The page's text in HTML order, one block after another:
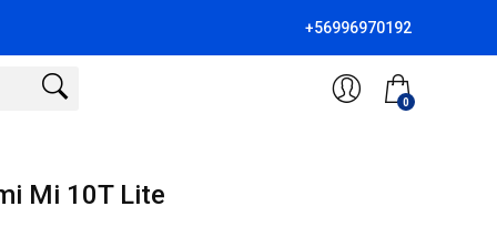
+56996970192
0
Mi 10T Lite